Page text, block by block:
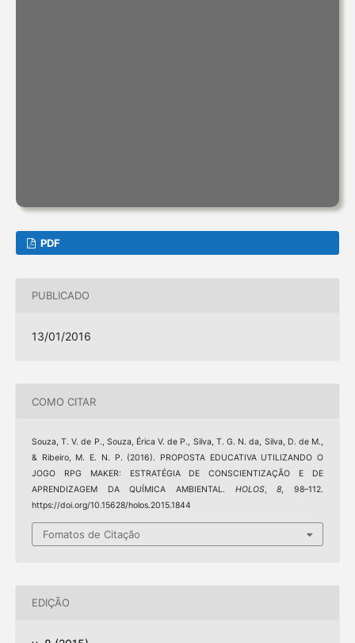
PDF
PUBLICADO
13/01/2016
COMO CITAR
Souza, T. V. de P., Souza, Érica V. de P., Silva, T. G. N. da, Silva, D. de M.,
& Ribeiro, M. E. N. P. (2016). PROPOSTA EDUCATIVA UTILIZANDO O
JOGO RPG MAKER: ESTRATÉGIA DE CONSCIENTIZAÇÃO E DE
APRENDIZAGEM DA QUÍMICA AMBIENTAL. HOLOS,8, 98–112.
https://doi.org/10.15628/holos.2015.1844
Fomatos de Citação
EDIÇÃO